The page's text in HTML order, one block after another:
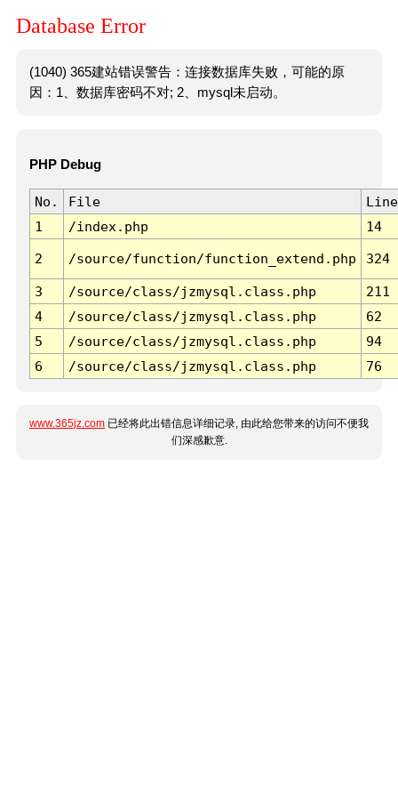
Database Error
(1040) 365建站错误警告：连接数据库失败，可能的原
因：1、数据库密码不对; 2、mysql未启动。
PHP Debug
No. File
Line
1
/index.php 14
2 /source/function/function_extend.php 324
3 /source/class/jzmysql.class.php
211
4
/source/class/jzmysql.class.php
62
5
/source/class/jzmysql.class.php
94
6
/source/class/jzmysql.class.php 76
www.365jz.com 已经将此出错信息详细记录, 由此给您带来的访问不便我
们深感歉意.